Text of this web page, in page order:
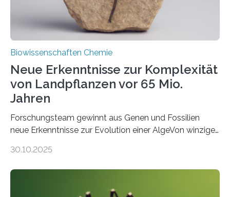
Biowissenschaften Chemie
Neue Erkenntnisse zur Komplexität
von Landpflanzen vor 65 Mio.
Jahren
Forschungsteam gewinnt aus Genen und Fossilien
neue Erkenntnisse zur Evolution einer AlgeVon winzigen
Landpflanzen zählen zu den komplexesten
Grünalgen, die vor Hunderten von Millionen Jahren
30.10.2025